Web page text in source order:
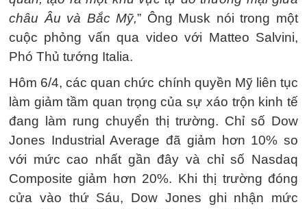
châu Âu và Bắc Mỹ,” Ông Musk nói trong một
cuộc phỏng vấn qua video với Matteo Salvini,
Phó Thủ tướng Italia.
Hôm 6/4, các quan chức chính quyền Mỹ liên tục
làm giảm tầm quan trọng của sự xáo trộn kinh tế
đang làm rung chuyển thị trường. Chỉ số Dow
Jones Industrial Average đã giảm hơn 10% so
với mức cao nhất gần đây và chỉ số Nasdaq
Composite giảm hơn 20%. Khi thị trường đóng
cửa vào thứ Sáu, Dow Jones ghi nhận mức